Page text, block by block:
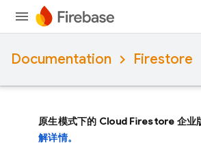
Documentation Firestore
原生模式下的 Cloud Firestore 企业
解详情。